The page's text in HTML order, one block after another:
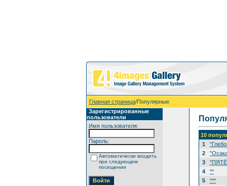
Главная страница/Популярные
Зарегистрированные
пользователи
Имя пользователя:
Пароль:
Автоматически входить
при следующем
посещении
10
1
2
3
4
**
5
***